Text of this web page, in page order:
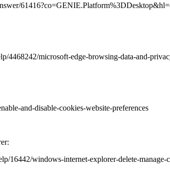
4468242/microsoft-edge-browsing-data-and-
and-disable-cookies-website-preferences
16442/windows-internet-explorer-delete-manage-